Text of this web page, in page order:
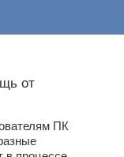
от
ПК